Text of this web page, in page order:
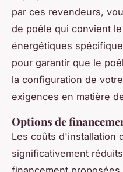
par ces revendeurs,
de poêle qui convient
énergétiques
pour garantir que le
la configuration de
exigences en matière
Options de
Les coûts d'installation
significativement